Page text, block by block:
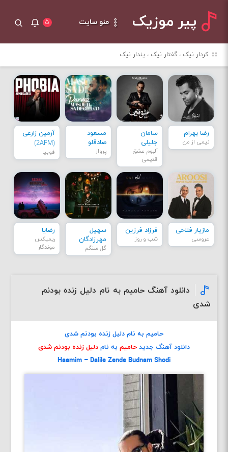
پیر موزیک منو سایت ۵
کردار نیک ، گفتار نیک ، پندار نیک
رضا بهرام
نیمی از من
سامان
جلیلی
آلبوم عشق
قدیمی
مسعود
صادقلو
پرواز
آرمین زارعی
(2AFM)
فوبیا
مازیار فلاحی
عروسی
فرزاد فرزین
شب و روز
سهیل
مهرزادگان
گل سنگم
رضایا
ریمیکس
موندگار
دانلود آهنگ حامیم به نام دلیل زنده بودنم
شدی
حامیم به نام دلیل زنده بودنم شدی
دانلود آهنگ جدید حامیم به نام دلیل زنده بودنم شدی
Haamim – Dalile Zende Budnam Shodi